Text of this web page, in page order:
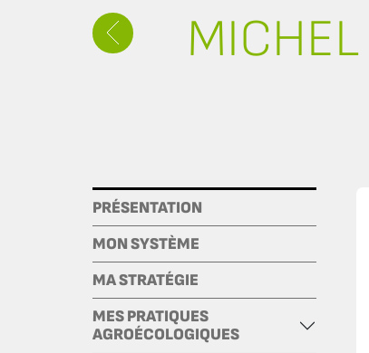
PRÉSENTATION
MON SYSTÈME
MA STRATÉGIE
MES PRATIQUES
AGROÉCOLOGIQUES